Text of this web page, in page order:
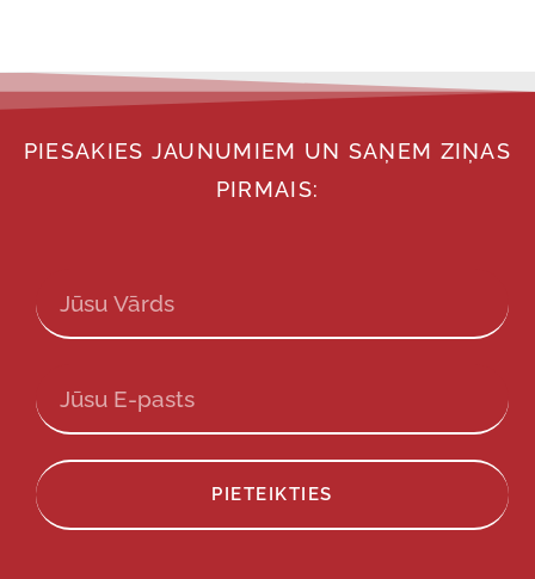
PIESAKIES JAUNUMIEM UN SAŅEM ZIŅAS
PIRMAIS:
PIETEIKTIES